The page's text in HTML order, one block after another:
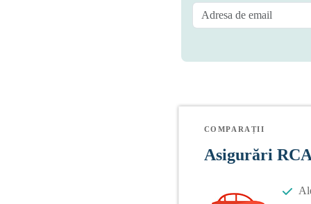
COMPARAȚII
Asigurări RCA